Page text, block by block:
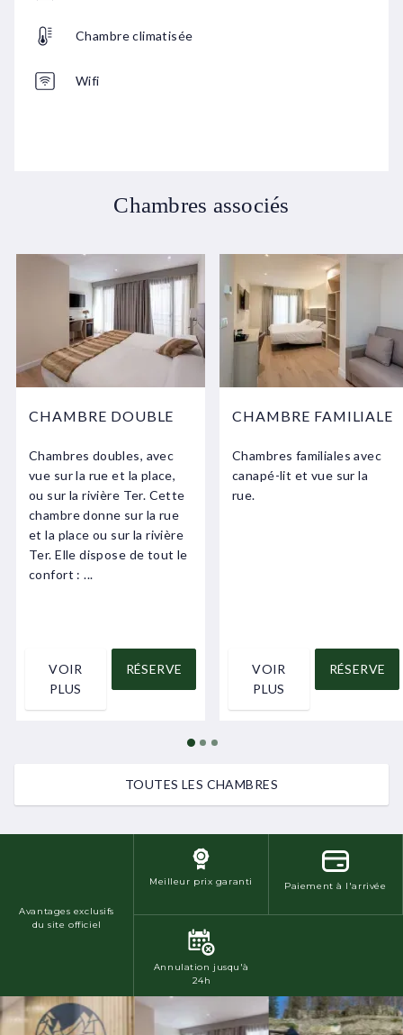
Chambre climatisée
Wifi
Chambres associés
CHAMBRE DOUBLE
Chambres doubles, avec
vue sur la rue et la place,
ou sur la rivière Ter. Cette
chambre donne sur la rue
et la place ou sur la rivière
Ter. Elle dispose de tout le
confort : ...
VOIR
PLUS
RÉSERVE
CHAMBRE FAMILIALE
Chambres familiales avec
canapé-lit et vue sur la
rue.
VOIR
PLUS
RÉSERVE
TOUTES LES CHAMBRES
Avantages exclusifs
du site officiel
Meilleur prix garanti Paiement à l'arrivée
Annulation jusqu'à
24h